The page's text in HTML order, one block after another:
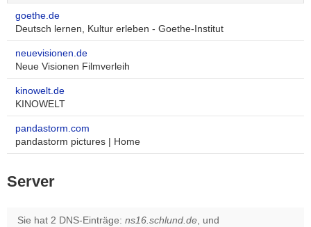
goethe.de
Deutsch lernen, Kultur erleben - Goethe-Institut
neuevisionen.de
Neue Visionen Filmverleih
kinowelt.de
KINOWELT
pandastorm.com
pandastorm pictures | Home
Server
Sie hat 2 DNS-Einträge: ns16.schlund.de, und